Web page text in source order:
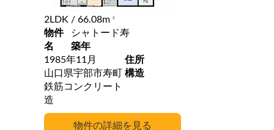
2LDK / 66.08m 2
物件
名
シャトード寿
築年
1985年11月
住所
山口県宇部市寿町
構造
鉄筋コンクリート
造